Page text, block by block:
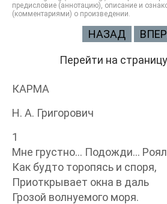
предисловие (аннотацию), описание и
(комментариями) о произведении.
НАЗАД
Перейти на
КАРМА
Н. А. Григорович
1
Мне грустно… Подожди…
Как будто торопясь и споря,
Приоткрывает окна в даль
Грозой волнуемого моря.